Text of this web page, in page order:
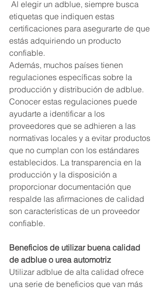
etiquetas que indiquen estas
certificaciones para asegurarte de que
estás adquiriendo un producto
confiable.
Además, muchos países tienen
regulaciones específicas sobre la
producción y distribución de adblue.
Conocer estas regulaciones puede
ayudarte a identificar a los
proveedores que se adhieren a las
normativas locales y a evitar productos
que no cumplan con los estándares
establecidos. La transparencia en la
producción y la disposición a
proporcionar documentación que
respalde las afirmaciones de calidad
son características de un proveedor
confiable.
Beneficios de utilizar buena calidad
de adblue o urea automotriz
Utilizar adblue de alta calidad ofrece
una serie de beneficios que van más